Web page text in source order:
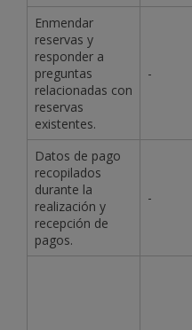
Enmendar
reservas y
responder a
preguntas
relacionadas con
reservas
existentes.
-
Datos de pago
recopilados
durante la
realización y
recepción de
pagos.
-